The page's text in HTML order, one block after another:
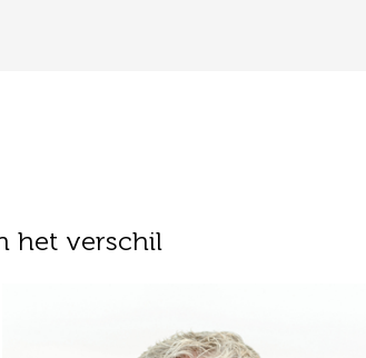
het verschil